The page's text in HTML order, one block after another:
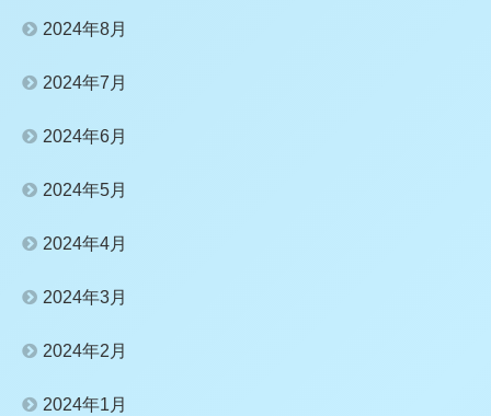
2024年8月
2024年7月
2024年6月
2024年5月
2024年4月
2024年3月
2024年2月
2024年1月